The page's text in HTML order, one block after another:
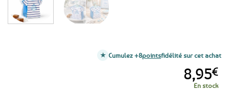
8,95€
En stock
Cumulez +8pointsfidélité sur cet achat